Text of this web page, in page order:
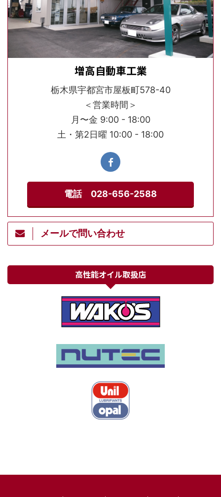
増高自動車工業
栃木県宇都宮市屋板町578-40
＜営業時間＞
月〜金 9:00 - 18:00
土・第2日曜 10:00 - 18:00
電話 028-656-2588
メールで問い合わせ
高性能オイル取扱店